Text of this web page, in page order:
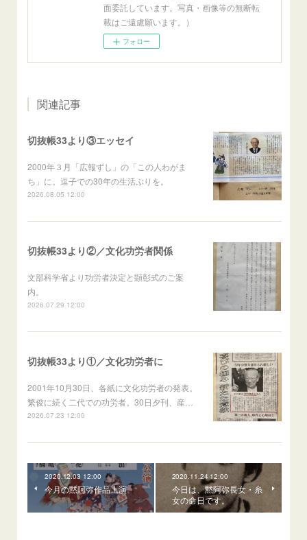
面委託しています。写真・画像等の無断転
載はご遠慮願います。）
フォロー
関連記事
切抜帳33より③エッセイ
2000年３月「広報ずし」の「この人わがま
ち」に。逗子での30年の生活ぶりを。
2026.08.05 12:00
切抜帳33より②／文化功労者関係
文部科学省より功労者決定と顕彰式のご案
内。
2026.07.29 12:00
切抜帳33より①／文化功労者に
2001年10月30日、各紙に文化功労者の発表。
繁俊に続く二代での功労者。30日夕刊、産…
2026.07.23 12:00
2020.12.03 12:00
今月の黙阿弥作品上演
2020.11.24 12:00
今日は、黙阿弥長女・糸
女の命日です。